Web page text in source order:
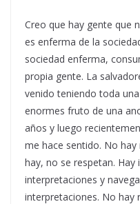
Creo que hay gente que
es enferma de la
sociedad enferma,
propia gente. La
venido teniendo toda
enormes fruto de una
años y luego
me hace sentido. No
hay, no se respetan. Hay
interpretaciones y
interpretaciones. No hay